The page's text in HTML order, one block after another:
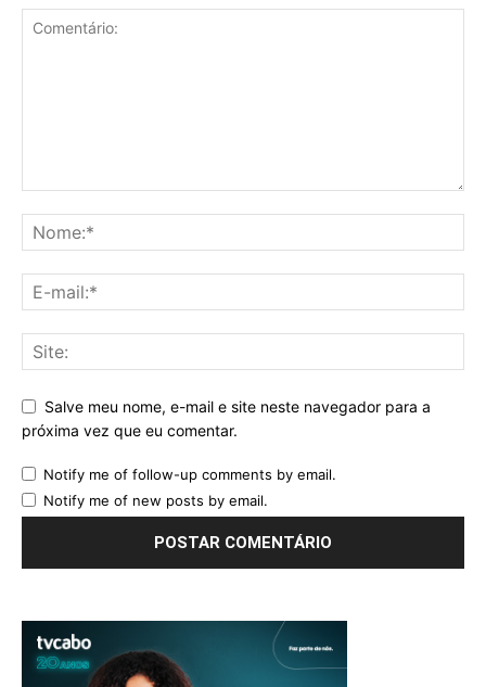
Salve meu nome, e-mail e site neste navegador para a
próxima vez que eu comentar.
Notify me of follow-up comments by email.
Notify me of new posts by email.